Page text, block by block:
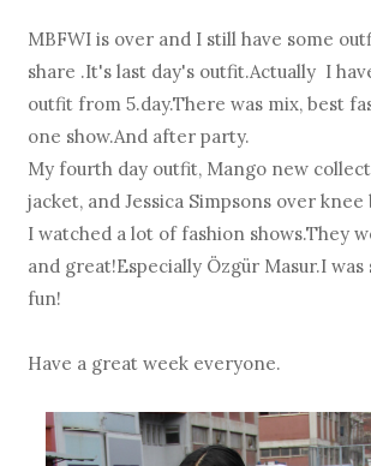
MBFWI is over and I still have some
share .It's last day's outfit.Actually I
outfit from 5.day.There was mix, best
one show.And after party.
My fourth day outfit, Mango new
jacket, and Jessica Simpsons over knee
I watched a lot of fashion shows.They
and great!Especially Özgür Masur.I
fun!
Have a great week everyone.